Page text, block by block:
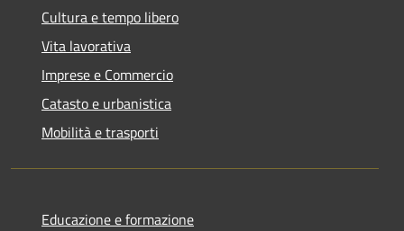
Cultura e tempo libero
Vita lavorativa
Imprese e Commercio
Catasto e urbanistica
Mobilità e trasporti
Educazione e formazione